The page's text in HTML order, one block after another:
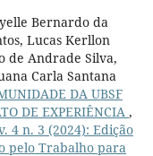
Bernardo da
Lucas Kerllon
de Andrade Silva,
Carla Santana
DA UBSF
DE EXPERIÊNCIA ,
4 n. 3 (2024): Edição
pelo Trabalho para